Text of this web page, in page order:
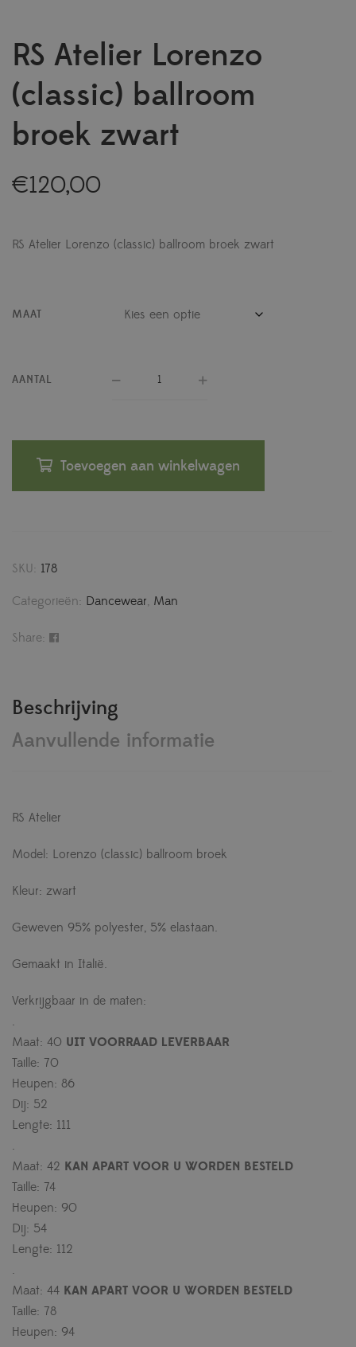
RS Atelier Lorenzo
(classic) ballroom
broek zwart
€120,00
RS Atelier Lorenzo (classic) ballroom broek zwart
MAAT
AANTAL
Toevoegen aan winkelwagen
SKU: 178
Categorieën: Dancewear, Man
Share:
Beschrijving
Aanvullende informatie
RS Atelier
Model: Lorenzo (classic) ballroom broek
Kleur: zwart
Geweven 95% polyester, 5% elastaan.
Gemaakt in Italië.
Verkrijgbaar in de maten:
.
Maat: 40 UIT VOORRAAD LEVERBAAR
Taille: 70
Heupen: 86
Dij: 52
Lengte: 111
.
Maat: 42 KAN APART VOOR U WORDEN BESTELD
Taille: 74
Heupen: 90
Dij: 54
Lengte: 112
.
Maat: 44 KAN APART VOOR U WORDEN BESTELD
Taille: 78
Heupen: 94